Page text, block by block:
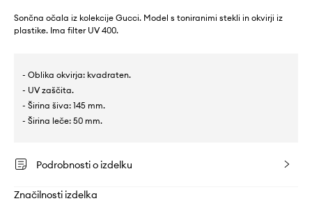
Sončna očala iz kolekcije Gucci. Model s toniranimi stekli in okvirji iz
plastike. Ima filter UV 400.
- Oblika okvirja: kvadraten.
- UV zaščita.
- Širina šiva: 145 mm.
- Širina leče: 50 mm.
Podrobnosti o izdelku
Značilnosti izdelka